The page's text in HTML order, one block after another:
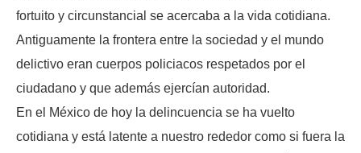
fortuito y circunstancial se acercaba a la vida cotidiana.
Antiguamente la frontera entre la sociedad y el mundo
delictivo eran cuerpos policiacos respetados por el
ciudadano y que además ejercían autoridad.
En el México de hoy la delincuencia se ha vuelto
cotidiana y está latente a nuestro rededor como si fuera la